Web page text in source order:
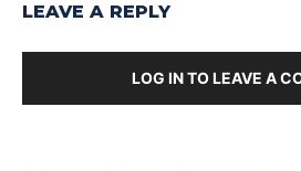
LEAVE A REPLY
LOG IN TO LEAVE A